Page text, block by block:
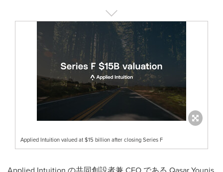
Applied Intuition valued at $15 billion after closing Series F
Applied Intuition の共同創設者兼 CEO である Qasar Younis